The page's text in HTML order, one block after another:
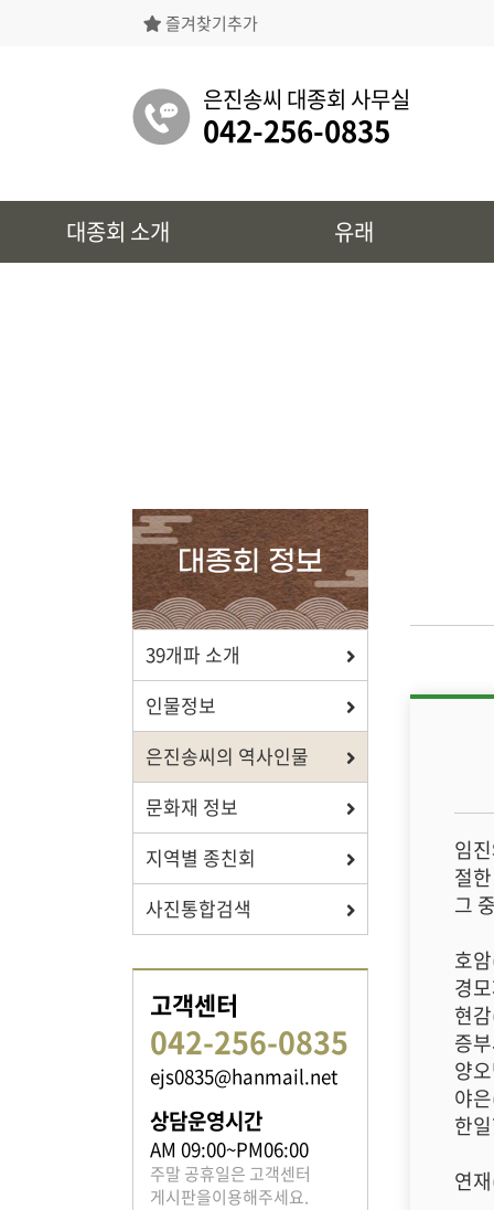
즐겨찾기추가
은진송씨 대종회 사무실
042-256-0835
대종회 소개 유래
유래
시조 및 보관유리, 선대묘역을
포상/장학
효행 정신과 숭조돈종의 사상이
투철한 장학생을 지원합니다.
자료실
보학, 전통상식, 도서관에서
족보 자료실
은진송씨의 족보를 확인하실 수 있습니다.
대종회 정보
39개파 소개
인물정보
은진송씨의 역사인물
문화재 정보
지역별 종친회
사진통합검색
고객센터
042-256-0835
ejs0835@hanmail.net
상담운영시간
AM 09:00~PM06:00
주말 공휴일은 고객센터
게시판을이용해주세요.
임
절
그
호
경
현
증
양
야
한
연